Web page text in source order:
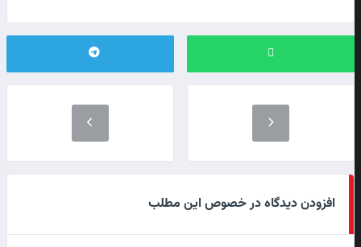
افزودن دیدگاه در خصوص این مطلب